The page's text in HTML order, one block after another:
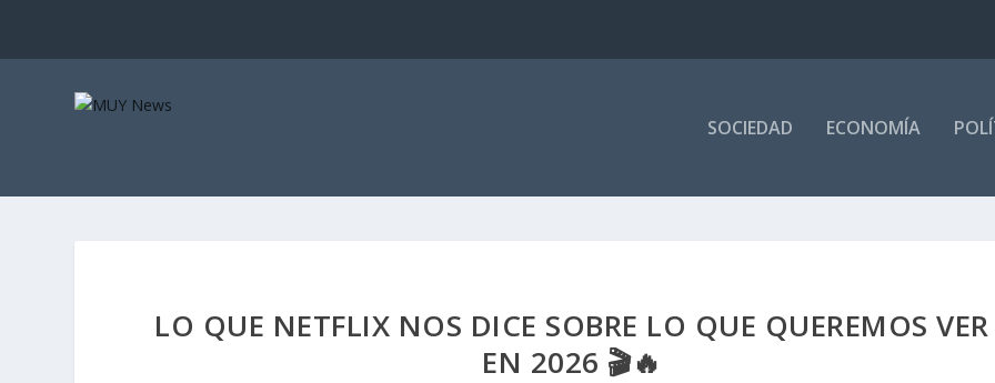
SOCIEDAD ECONOMÍA
LO QUE NETFLIX NOS DICE SOBRE LO QUE QUEREMOS VER
EN 2026 🎬🔥